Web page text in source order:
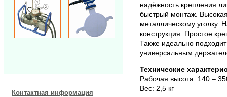
Контактная информация
надёжность крепления
быстрый монтаж.
металлическому уголку.
конструкция. Простое
Также идеально
универсальным
Технические
Рабочая высота: 140 –
Вес: 2,5 кг